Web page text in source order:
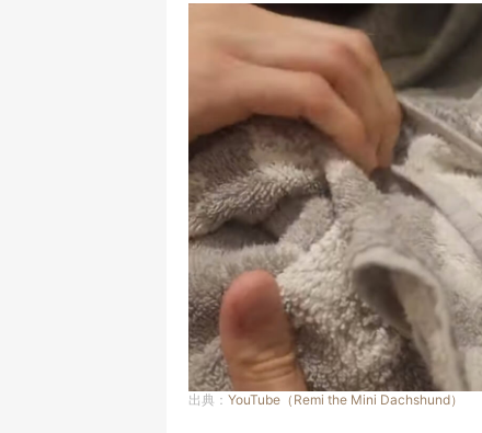
出典： YouTube（Remi the Mini Dachshund）